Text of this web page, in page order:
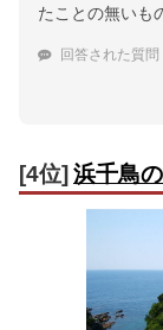
たことの無いも
回答された質問
[4位] 浜千鳥